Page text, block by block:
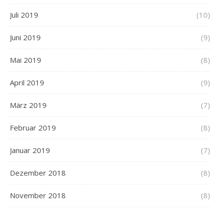
Juli 2019 (10)
Juni 2019 (9)
Mai 2019 (8)
April 2019 (9)
März 2019 (7)
Februar 2019 (8)
Januar 2019 (7)
Dezember 2018 (8)
November 2018 (8)